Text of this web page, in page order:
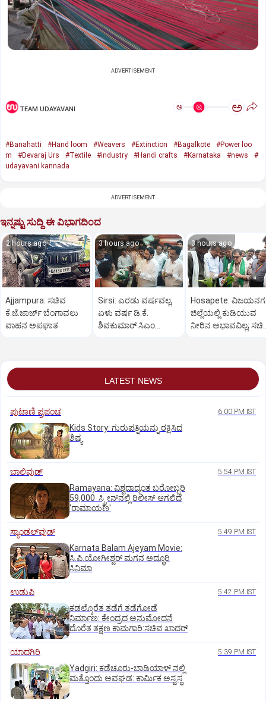
ADVERTISEMENT
TEAM UDAYAVANI ಅ ಅ
#Banahatti #Hand loom #Weavers #Extinction #Bagalkote
#Power loo
m
#Devaraj Urs #Textile #industry #Handi crafts #Karnataka #news
#
udayavani kannada
ADVERTISEMENT
ಇನ್ನಷ್ಟು ಸುದ್ದಿ ಈ ವಿಭಾಗದಿಂದ
2 hours ago
Ajjampura: ಸಚಿವ
ಕೆ.ಜೆ.ಜಾರ್ಜ್ ಬೆಂಗಾವಲು
ವಾಹನ ಅಪಘಾತ
3 hours ago
Sirsi: ಎರಡು ವರ್ಷವಲ್ಲ,
ಏಳು ವರ್ಷ ಡಿ.ಕೆ.
ಶಿವಕುಮಾರ್ ಸಿಎಂ
3 hours ago
Hosapete:
ಜಿಲ್ಲೆಯಲ್ಲಿ ಕುಡಿಯುವ
ನೀರಿನ ಅಭಾವವಿಲ್ಲ;
LATEST NEWS
ಪುಟಾಣಿ ಪ್ರಪಂಚ 6:00 PM IST
Kids Story: ಗುರುಪತ್ನಿಯನ್ನು ರಕ್ಷಿಸಿದ
ಶಿಷ್ಯ
ಬಾಲಿವುಡ್‌ 5:54 PM IST
Ramayana: ವಿಶ್ವದಾದ್ಯಂತ ಬರೋಬ್ಬರಿ
59,000 ಸ್ಕ್ರೀನ್‌ನಲ್ಲಿ ರಿಲೀಸ್‌ ಆಗಲಿದೆ
'ರಾಮಾಯಣ'
ಸ್ಯಾಂಡಲ್‌ವುಡ್‌ 5:49 PM IST
Karnata Balam Ajeyam Movie:
ಸಿ.ಪಿ.ಯೋಗೀಶ್ವರ್‌ ಮಗನ ಅದ್ಧೂರಿ
ಸಿನಿಮಾ
ಉಡುಪಿ 5:42 PM IST
ಕಡಲ್ಕೊರೆತ ತಡೆಗೆ ತಡೆಗೋಡೆ
ನಿರ್ಮಾಣ: ಕೇಂದ್ರದ ಅನುಮೋದನೆ
ದೊರೆತ ತಕ್ಷಣ ಕಾಮಗಾರಿ:ಸಚಿವ ಖಾದರ್
ಯಾದಗಿರಿ 5:39 PM IST
Yadgiri: ಕಡೆಚೂರು-ಬಾಡಿಯಾಳ್ ನಲ್ಲಿ
ಮತ್ತೊಂದು ಅವಘಡ: ಕಾರ್ಮಿಕ ಅಸ್ವಸ್ಥ